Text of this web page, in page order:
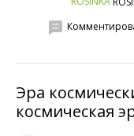
Эра
космическая